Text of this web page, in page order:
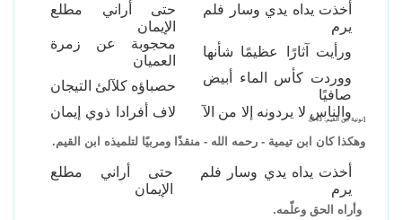
أخذت يداه يدي وسار فلم
يرم
حتى أراني مطلع
الإيمان
ورأيت آثارًا عظيمًا شأنها
محجوبة عن زمرة
العميان
ووردت كأس الماء أبيض
صافيًا
حصباؤه كلآلئ التيجان
والناس لا يردونه إلا من الآ
لاف أفرادا ذوي إيمان [نونية ابن القيم: 143].
وهكذا كان ابن تيمية - رحمه الله - منقذًا ومربيًا لتلميذه ابن القيم.
أخذت يداه يدي وسار فلم
يرم
حتى أراني مطلع
الإيمان
وأراه الحق وعلّمه.